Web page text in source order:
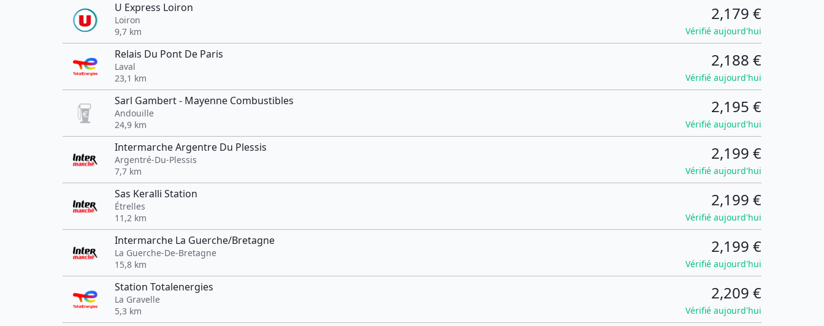
U Express Loiron
Loiron
9,7 km
2,179 €
Vérifié aujourd'hui
Relais Du Pont De Paris
Laval
23,1 km
2,188 €
Vérifié aujourd'hui
Sarl Gambert - Mayenne Combustibles
Andouille
24,9 km
2,195 €
Vérifié aujourd'hui
Intermarche Argentre Du Plessis
Argentré-Du-Plessis
7,7 km
2,199 €
Vérifié aujourd'hui
Sas Keralli Station
Étrelles
11,2 km
2,199 €
Vérifié aujourd'hui
Intermarche La Guerche/Bretagne
La Guerche-De-Bretagne
15,8 km
2,199 €
Vérifié aujourd'hui
Station Totalenergies
La Gravelle
5,3 km
2,209 €
Vérifié aujourd'hui